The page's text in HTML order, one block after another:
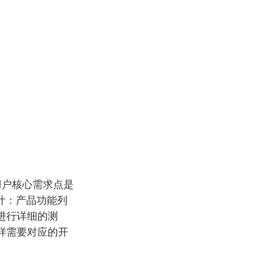
核心需求点是
：产品功能列
行详细的测
需要对应的开